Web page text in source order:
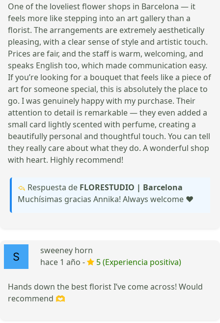
One of the loveliest flower shops in Barcelona — it
feels more like stepping into an art gallery than a
florist. The arrangements are extremely aesthetically
pleasing, with a clear sense of style and artistic touch.
Prices are fair, and the staff is warm, welcoming, and
speaks English too, which made communication easy.
If you’re looking for a bouquet that feels like a piece of
art for someone special, this is absolutely the place to
go. I was genuinely happy with my purchase. Their
attention to detail is remarkable — they even added a
small card lightly scented with perfume, creating a
beautifully personal and thoughtful touch. You can tell
they really care about what they do. A wonderful shop
with heart. Highly recommend!
Respuesta de FLORESTUDIO | Barcelona
Muchísimas gracias Annika! Always welcome ♥️
sweeney horn
hace 1 año -
5 (Experiencia positiva)
Hands down the best florist I’ve come across! Would
recommend 🫶